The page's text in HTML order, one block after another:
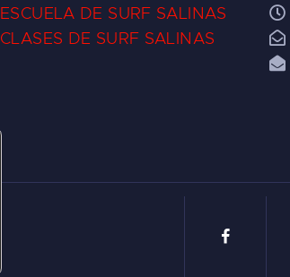
ESCUELA DE SURF SALINAS
CLASES DE SURF SALINAS